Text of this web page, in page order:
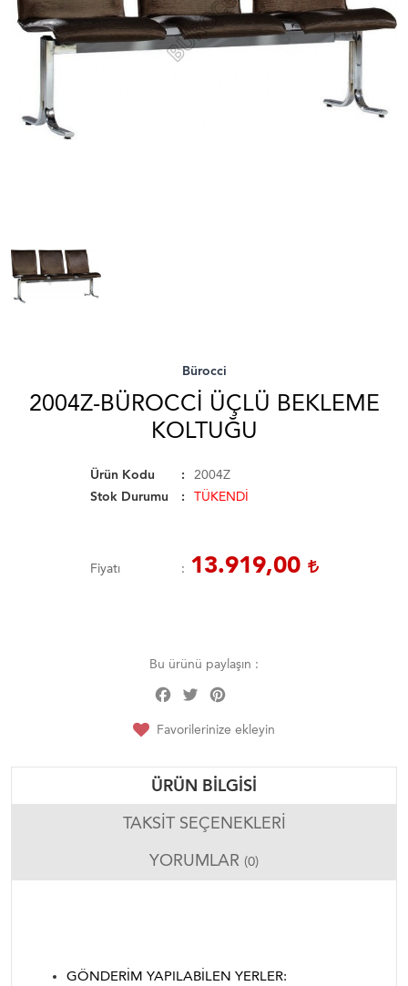
Bürocci
2004Z-BÜROCCI ÜÇLÜ BEKLEME
KOLTUĞU
Ürün Kodu
2004Z
Stok Durumu
TÜKENDİ
Fiyatı 13.919,00
Bu ürünü paylaşın :
Facebook
Twitter
Favorilerinize ekleyin
ÜRÜN BILGISI
TAKSIT SEÇENEKLERI
YORUMLAR (0)
GÖNDERIM YAPILABILEN YERLER: